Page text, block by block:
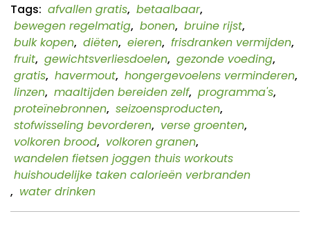
Tags: afvallen gratis, betaalbaar,
bewegen regelmatig, bonen, bruine rijst,
bulk kopen, diëten, eieren, frisdranken vermijden,
fruit, gewichtsverliesdoelen, gezonde voeding,
gratis, havermout, hongergevoelens verminderen,
linzen, maaltijden bereiden zelf, programma's,
proteïnebronnen, seizoensproducten,
stofwisseling bevorderen, verse groenten,
volkoren brood, volkoren granen,
wandelen fietsen joggen thuis workouts
huishoudelijke taken calorieën verbranden
, water drinken